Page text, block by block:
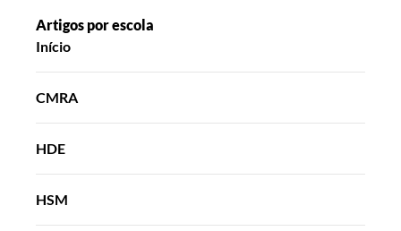
Artigos por escola
Início
CMRA
HDE
HSM